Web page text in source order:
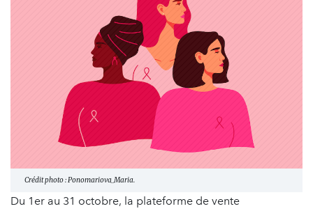
Crédit photo : Ponomariova_Maria.
Du 1er au 31 octobre, la plateforme de vente